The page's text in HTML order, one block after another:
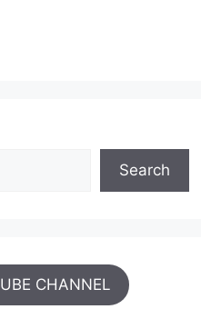
Search
CHANNEL